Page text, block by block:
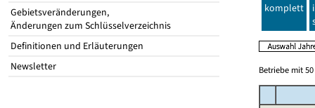
Gebietsveränderungen,
Änderungen zum Schlüsselverzeichnis
Definitionen und Erläuterungen
Newsletter
komplett
Betriebe mit